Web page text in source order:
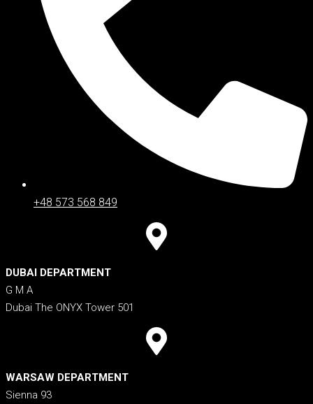
+48 573 568 849
DUBAI DEPARTMENT
G M A
Dubai The ONYX Tower 501
WARSAW DEPARTMENT
Sienna 93